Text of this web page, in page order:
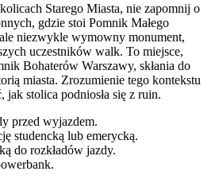
Starego Miasta, nie zapomnij o
gdzie stoi Pomnik Małego
niezwykle wymowny monument,
uczestników walk. To miejsce,
Bohaterów Warszawy, skłania do
miasta. Zrozumienie tego kontekstu
jak stolica podniosła się z ruin.
przed wyjazdem.
studencką lub emerycką.
do rozkładów jazdy.